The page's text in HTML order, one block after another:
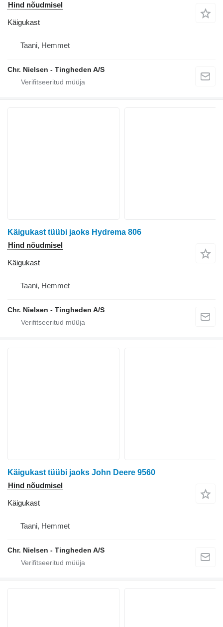
Hind nõudmisel
Käigukast
Taani, Hemmet
Chr. Nielsen - Tingheden A/S
Käigukast tüübi jaoks Hydrema 806
Hind nõudmisel
Käigukast
Taani, Hemmet
Chr. Nielsen - Tingheden A/S
Käigukast tüübi jaoks John Deere 9560
Hind nõudmisel
Käigukast
Taani, Hemmet
Chr. Nielsen - Tingheden A/S